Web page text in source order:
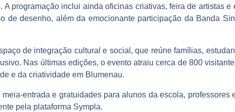
programação inclui ainda oficinas criativas, feira de artistas e
de desenho, além da emocionante participação da Banda
de integração cultural e social, que reúne famílias,
Nas últimas edições, o evento atraiu cerca de 800
e da criatividade em Blumenau.
entrada e gratuidades para alunos da escola, professores
pela plataforma Sympla.